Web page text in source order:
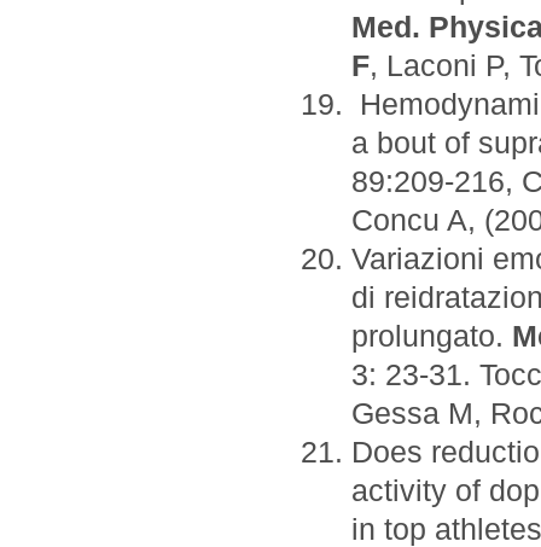
Med.
F, Laconi P,
a bout of
89:209-216,
Concu A,
Variazioni
di
prolungato.
3: 23-31.
Gessa M,
Does
activity of
in top